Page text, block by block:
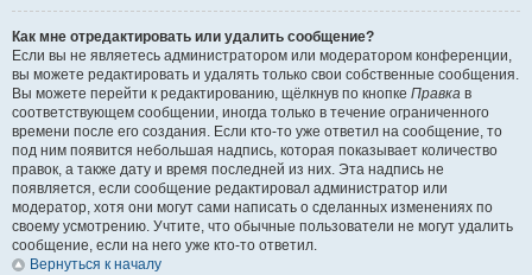
Как мне отредактировать или удалить сообщение?
Если вы не являетесь администратором или модератором конференции,
вы можете редактировать и удалять только свои собственные сообщения.
Вы можете перейти к редактированию, щёлкнув по кнопке Правка в
соответствующем сообщении, иногда только в течение ограниченного
времени после его создания. Если кто-то уже ответил на сообщение, то
под ним появится небольшая надпись, которая показывает количество
правок, а также дату и время последней из них. Эта надпись не
появляется, если сообщение редактировал администратор или
модератор, хотя они могут сами написать о сделанных изменениях по
своему усмотрению. Учтите, что обычные пользователи не могут удалить
сообщение, если на него уже кто-то ответил.
Вернуться к началу